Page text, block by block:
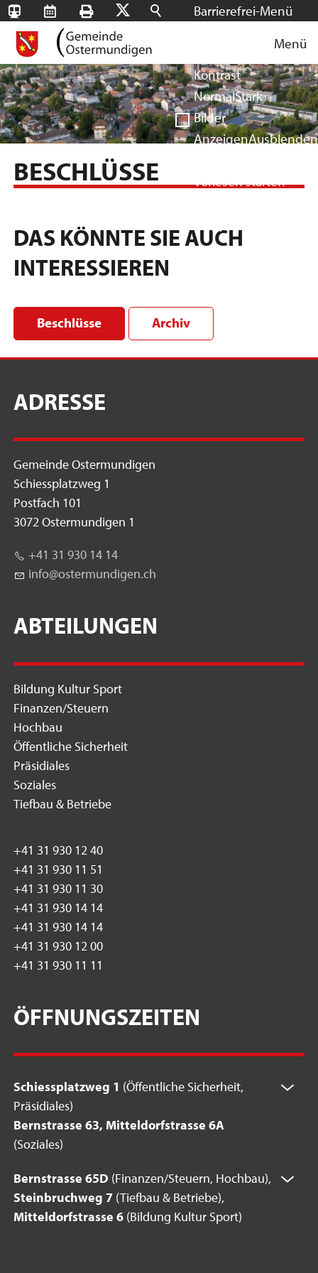
Barrierefrei-Menü
Sehr groß
Kontrast
NormalStark
Bilder
AnzeigenAusblenden
Vorlesen starten
Suchen
SBB-
Tageskarten
RMS Drucken
Facebook
Instagram
Login Menü
BESCHLÜSSE
DAS KÖNNTE SIE AUCH
INTERESSIEREN
Beschlüsse Archiv
ADRESSE
Gemeinde Ostermundigen
Schiessplatzweg 1
Postfach 101
3072 Ostermundigen 1
+41 31 930 14 14
nf
st rm nd g n ch
ABTEILUNGEN
Bildung Kultur Sport
Finanzen/Steuern
Hochbau
Öffentliche Sicherheit
Präsidiales
Soziales
Tiefbau & Betriebe
+41 31 930 12 40
+41 31 930 11 51
+41 31 930 11 30
+41 31 930 14 14
+41 31 930 14 14
+41 31 930 12 00
+41 31 930 11 11
ÖFFNUNGSZEITEN
Schiessplatzweg 1 (Öffentliche Sicherheit,
Präsidiales)
Bernstrasse 63, Mitteldorfstrasse 6A
(Soziales)
Bernstrasse 65D (Finanzen/Steuern, Hochbau),
Steinbruchweg 7 (Tiefbau & Betriebe),
Mitteldorfstrasse 6 (Bildung Kultur Sport)